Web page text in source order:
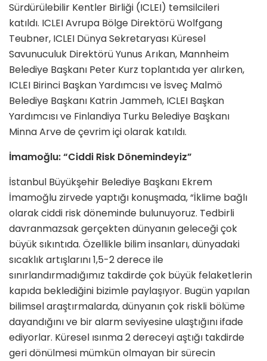
Sürdürülebilir Kentler Birliği (ICLEI) temsilcileri
katıldı. ICLEI Avrupa Bölge Direktörü Wolfgang
Teubner, ICLEI Dünya Sekretaryası Küresel
Savunuculuk Direktörü Yunus Arıkan, Mannheim
Belediye Başkanı Peter Kurz toplantıda yer alırken,
ICLEI Birinci Başkan Yardımcısı ve İsveç Malmö
Belediye Başkanı Katrin Jammeh, ICLEI Başkan
Yardımcısı ve Finlandiya Turku Belediye Başkanı
Minna Arve de çevrim içi olarak katıldı.
İmamoğlu: “Ciddi Risk Dönemindeyiz”
İstanbul Büyükşehir Belediye Başkanı Ekrem
İmamoğlu zirvede yaptığı konuşmada, “İklime bağlı
olarak ciddi risk döneminde bulunuyoruz. Tedbirli
davranmazsak gerçekten dünyanın geleceği çok
büyük sıkıntıda. Özellikle bilim insanları, dünyadaki
sıcaklık artışlarını 1,5-2 derece ile
sınırlandırmadığımız takdirde çok büyük felaketlerin
kapıda beklediğini bizimle paylaşıyor. Bugün yapılan
bilimsel araştırmalarda, dünyanın çok riskli bölüme
dayandığını ve bir alarm seviyesine ulaştığını ifade
ediyorlar. Küresel ısınma 2 dereceyi aştığı takdirde
geri dönülmesi mümkün olmayan bir sürecin